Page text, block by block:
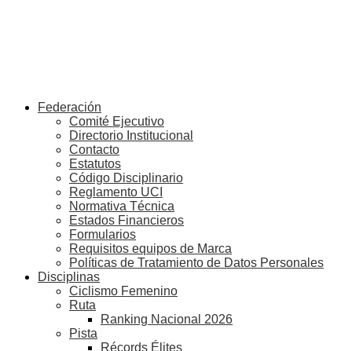
Federación
Comité Ejecutivo
Directorio Institucional
Contacto
Estatutos
Código Disciplinario
Reglamento UCI
Normativa Técnica
Estados Financieros
Formularios
Requisitos equipos de Marca
Políticas de Tratamiento de Datos Personales
Disciplinas
Ciclismo Femenino
Ruta
Ranking Nacional 2026
Pista
Récords Élites